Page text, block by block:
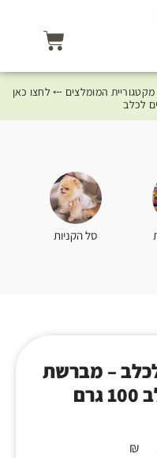
המומלצים ⤎ לחצו כאן
לכלב
סל הקניות
– מברשת
₪